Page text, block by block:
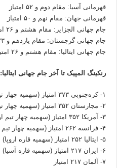
قهرمانی آسیا: مقام دوم و ۵۲ امتیاز
قهرمانی جهان: مقام نهم و ۵۰ امتیاز
جام جهانی الجزایر: مقام هشتم و ۲۶ امتیاز
جام جهانی گرجستان: مقام یازدهم و ۲۳ امتیاز
جام جهانی ایتالیا: مقام هشتم و ۲۶ امتیاز
رنکینگ المپیک تا آخر جام جهانی ایتالیا:
۱- کره‌جنوبی ۳۷۳ امتیاز (سهمیه چهار تیم اول رنکینگ)
۲- مجارستان ۳۵۲ امتیاز (سهمیه چهار تیم اول رنکینگ)
۳- آمریکا ۳۵۲ امتیاز (سهمیه چهار تیم اول رنکینگ)
۴- فرانسه ۲۶۲ امتیاز (سهمیه چهار تیم اول رنکینگ)
۵- ایتالیا ۲۵۲ امتیاز (سهمیه قاره اروپا)
۶- ایران ۲۱۷ امتیاز (سهمیه قاره آسیا)
۷- آلمان ۲۱۷ امتیاز